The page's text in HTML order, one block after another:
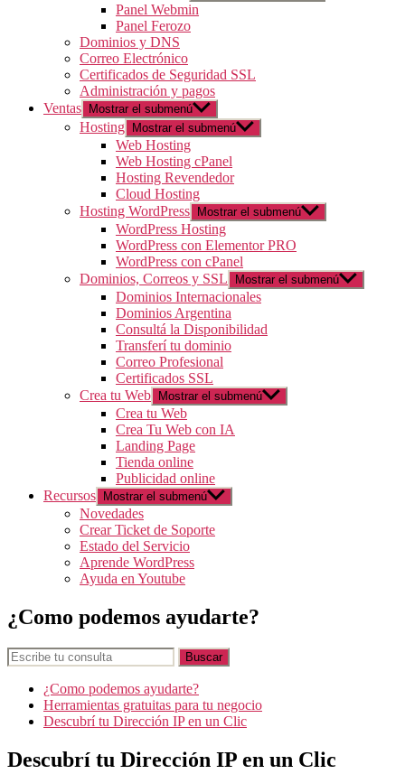
Panel Webmin
Panel Ferozo
Dominios y DNS
Correo Electrónico
Certificados de Seguridad SSL
Administración y pagos
Ventas
Mostrar el submenú
Hosting Mostrar el submenú
Web Hosting
Web Hosting cPanel
Hosting Revendedor
Cloud Hosting
Hosting WordPress
Mostrar el submenú
WordPress Hosting
WordPress con Elementor PRO
WordPress con cPanel
Dominios, Correos y SSL
Mostrar el submenú
Dominios Internacionales
Dominios Argentina
Consultá la Disponibilidad
Transferí tu dominio
Correo Profesional
Certificados SSL
Crea tu Web
Mostrar el submenú
Crea tu Web
Crea Tu Web con IA
Landing Page
Tienda online
Publicidad online
Recursos
Mostrar el submenú
Novedades
Crear Ticket de Soporte
Estado del Servicio
Aprende WordPress
Ayuda en Youtube
¿Como podemos ayudarte?
¿Como podemos ayudarte?
Herramientas gratuitas para tu negocio
Descubrí tu Dirección IP en un Clic
Descubrí tu Dirección IP en un Clic